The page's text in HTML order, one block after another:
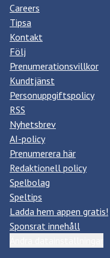
Careers
Tipsa
Kontakt
Följ
Prenumerationsvillkor
Kundtjänst
Personuppgiftspolicy
RSS
Nyhetsbrev
AI-policy
Prenumerera här
Redaktionell policy
Spelbolag
Speltips
Ladda hem appen gratis!
Sponsrat innehåll